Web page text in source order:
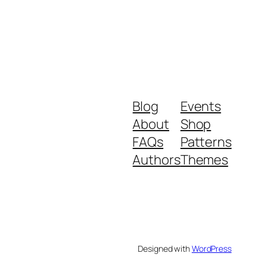
Blog
About
FAQs
Authors
Events
Shop
Patterns
Themes
Designed withWordPress